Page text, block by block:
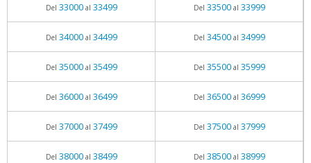
Del 33000al 33499 Del 33500al 33999
Del 34000al 34499 Del 34500al 34999
Del 35000al 35499 Del 35500al 35999
Del 36000al 36499 Del 36500al 36999
Del 37000al 37499 Del 37500al 37999
Del 38000al 38499 Del 38500al 38999